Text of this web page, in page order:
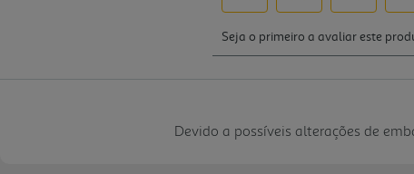
Devido a possíveis alterações de